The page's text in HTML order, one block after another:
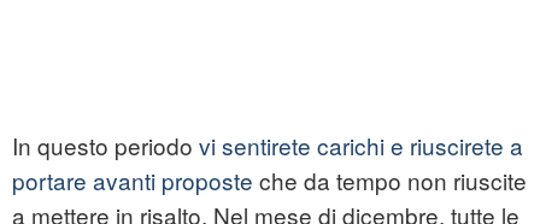
In questo periodo vi sentirete carichi e riuscirete a
portare avanti proposte che da tempo non riuscite
a mettere in risalto. Nel mese di dicembre, tutte le